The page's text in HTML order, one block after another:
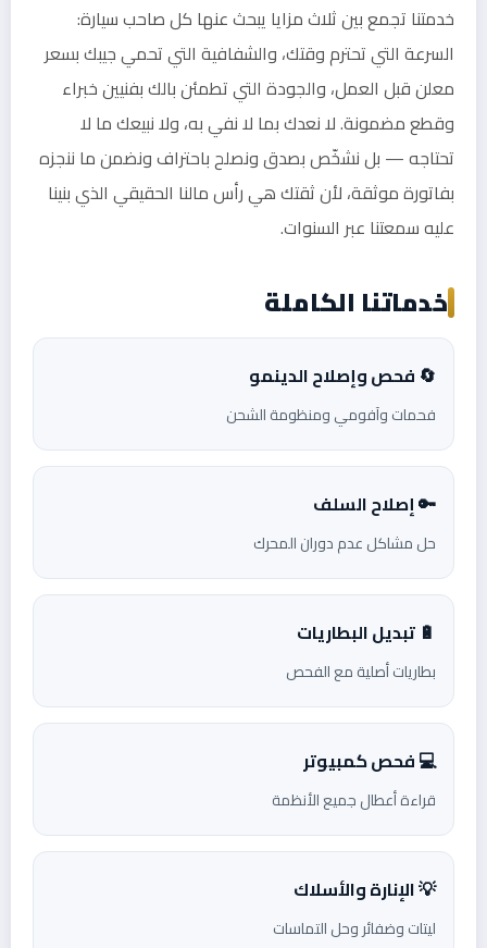
خدمتنا تجمع بين ثلاث مزايا يبحث عنها كل صاحب سيارة:
السرعة التي تحترم وقتك، والشفافية التي تحمي جيبك بسعر
معلن قبل العمل، والجودة التي تطمئن بالك بفنيين خبراء
وقطع مضمونة. لا نعدك بما لا نفي به، ولا نبيعك ما لا
تحتاجه — بل نشخّص بصدق ونصلح باحتراف ونضمن ما ننجزه
بفاتورة موثقة، لأن ثقتك هي رأس مالنا الحقيقي الذي بنينا
عليه سمعتنا عبر السنوات.
خدماتنا الكاملة
🔄 فحص وإصلاح الدينمو
فحمات وآفومي ومنظومة الشحن
🔑 إصلاح السلف
حل مشاكل عدم دوران المحرك
🔋 تبديل البطاريات
بطاريات أصلية مع الفحص
💻 فحص كمبيوتر
قراءة أعطال جميع الأنظمة
💡 الإنارة والأسلاك
ليتات وضفائر وحل التماسات